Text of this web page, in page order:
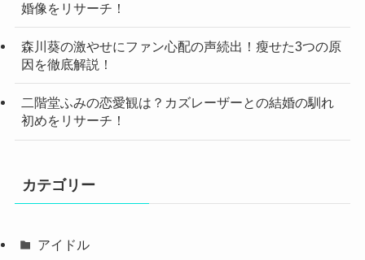
婚像をリサーチ！
森川葵の激やせにファン心配の声続出！瘦せた3つの原
因を徹底解説！
二階堂ふみの恋愛観は？カズレーザーとの結婚の馴れ
初めをリサーチ！
カテゴリー
アイドル